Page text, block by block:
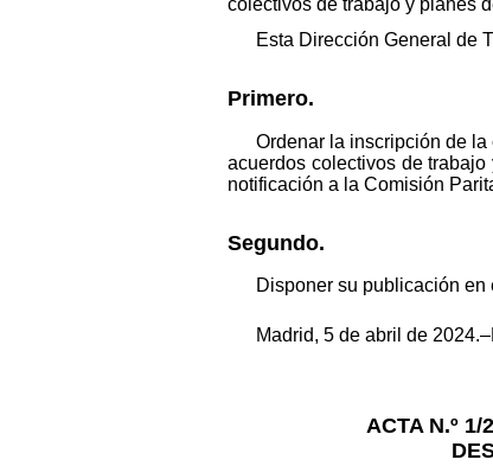
colectivos de trabajo y planes
Esta Dirección General de
Primero.
Ordenar la inscripción de
acuerdos colectivos de
notificación a la Comisión
Segundo.
Disponer su publicación
Madrid, 5 de abril de
ACTA N.º